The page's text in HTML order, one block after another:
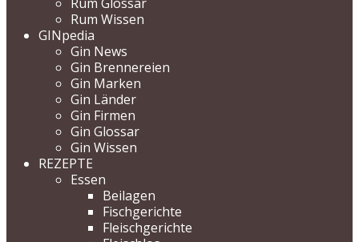
Rum Wissen
GINpedia
Gin News
Gin Brennereien
Gin Marken
Gin Länder
Gin Firmen
Gin Glossar
Gin Wissen
REZEPTE
Essen
Beilagen
Fischgerichte
Fleischgerichte